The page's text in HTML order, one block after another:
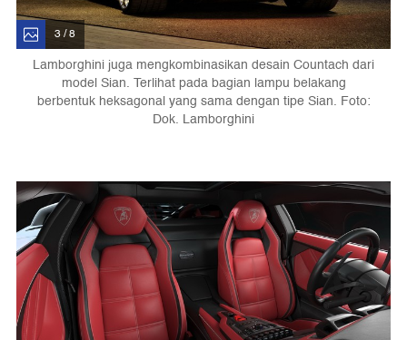
3 / 8
Lamborghini juga mengkombinasikan desain Countach dari
model Sian. Terlihat pada bagian lampu belakang
berbentuk heksagonal yang sama dengan tipe Sian. Foto:
Dok. Lamborghini